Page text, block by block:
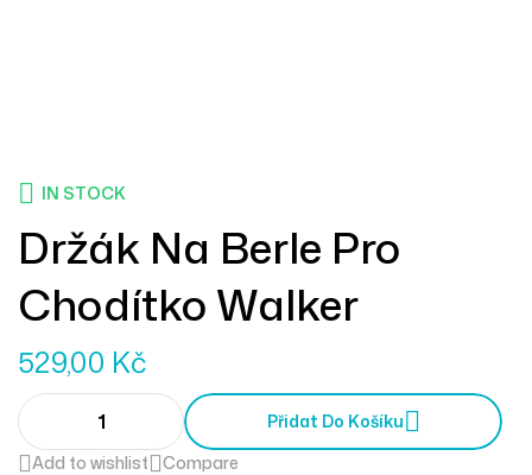
IN STOCK
Držák Na Berle Pro
Chodítko Walker
529,00 Kč
Přidat Do Košíku
Add to wishlist
Compare